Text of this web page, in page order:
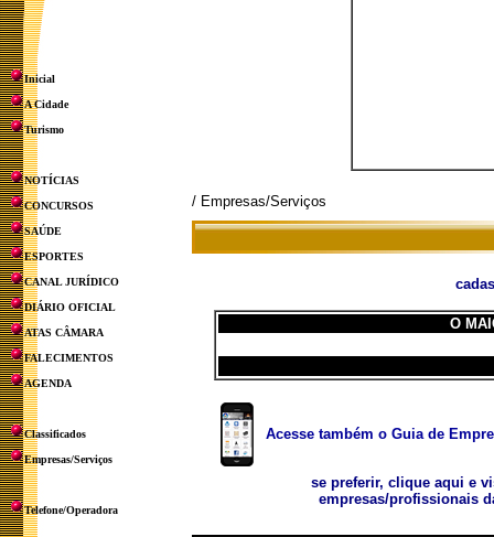
Inicial
A Cidade
Turismo
NOTÍCIAS
CONCURSOS
SAÚDE
ESPORTES
CANAL JURÍDICO
DIÁRIO OFICIAL
ATAS CÂMARA
FALECIMENTOS
AGENDA
Classificados
Empresas/Serviços
Telefone/Operadora
/ Empresas/Serviços
O
Acesse também o Guia de
se preferir, clique aqui e
empresas/profissionais